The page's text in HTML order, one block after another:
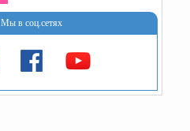
Мы в соц.сетях